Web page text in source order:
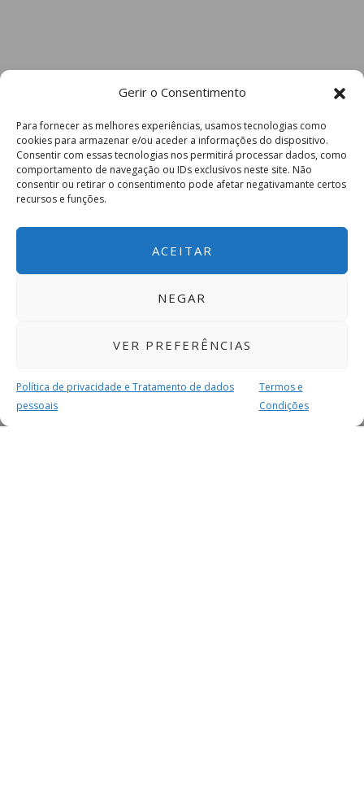
Gerir o Consentimento
Para fornecer as melhores experiências, usamos tecnologias como
cookies para armazenar e/ou aceder a informações do dispositivo.
Consentir com essas tecnologias nos permitirá processar dados, como
comportamento de navegação ou IDs exclusivos neste site. Não
consentir ou retirar o consentimento pode afetar negativamante certos
recursos e funções.
ACEITAR
NEGAR
VER PREFERÊNCIAS
Política de privacidade e Tratamento de dados
pessoais
Termos e
Condições